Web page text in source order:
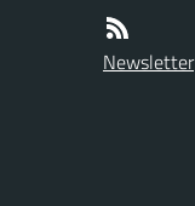
Newsletter